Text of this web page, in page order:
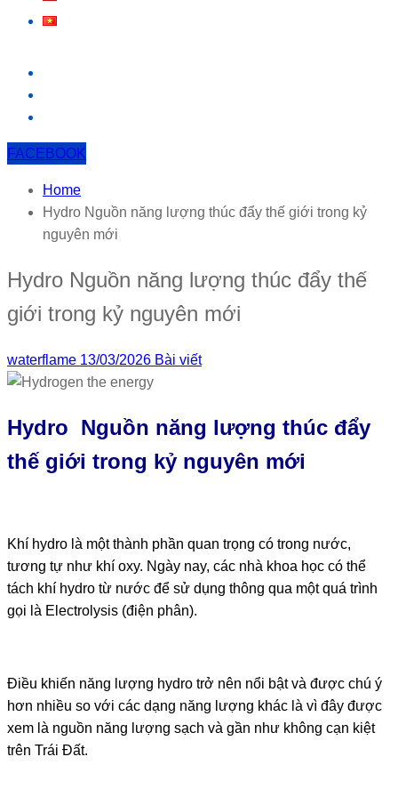
FACEBOOK
Home
Hydro Nguồn năng lượng thúc đẩy thế giới trong kỷ
nguyên mới
Hydro Nguồn năng lượng thúc đẩy thế
giới trong kỷ nguyên mới
waterflame 13/03/2026 Bài viết
Hydro Nguồn năng lượng thúc đẩy
thế giới trong kỷ nguyên mới
Khí hydro là một thành phần quan trọng có trong nước,
tương tự như khí oxy. Ngày nay, các nhà khoa học có thể
tách khí hydro từ nước để sử dụng thông qua một quá trình
gọi là Electrolysis (điện phân).
Điều khiến năng lượng hydro trở nên nổi bật và được chú ý
hơn nhiều so với các dạng năng lượng khác là vì đây được
xem là nguồn năng lượng sạch và gần như không cạn kiệt
trên Trái Đất.